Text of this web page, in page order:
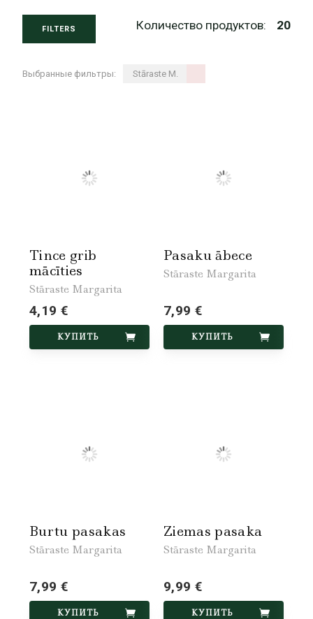
FILTERS Количество продуктов: 20
Выбранные фильтры: Stāraste M.
Tince grib
mācīties
Stāraste Margarita
4,19 €
КУПИТЬ
Pasaku ābece
Stāraste Margarita
7,99 €
КУПИТЬ
Burtu pasakas
Stāraste Margarita
7,99 €
КУПИТЬ
Ziemas pasaka
Stāraste Margarita
9,99 €
КУПИТЬ